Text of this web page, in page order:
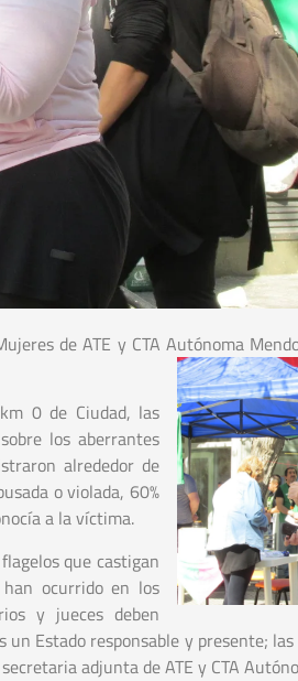
de ATE y CTA Autónoma
0 de Ciudad, las
los aberrantes
alrededor de
o violada, 60%
a la víctima.
que castigan
ocurrido en los
y jueces deben
Estado responsable y presente;
adjunta de ATE y CTA